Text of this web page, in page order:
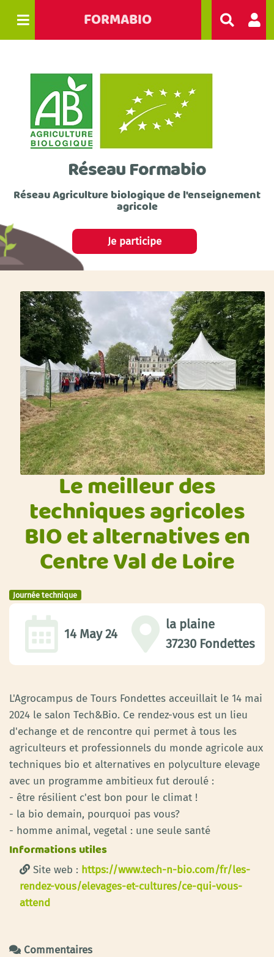
FORMABIO
Réseau Formabio
Réseau Agriculture biologique de l'enseignement
agricole
Je participe
Le meilleur des
techniques agricoles
BIO et alternatives en
Centre Val de Loire
Journée technique
14 May 24
la plaine
37230 Fondettes
L'Agrocampus de Tours Fondettes acceuillait le 14 mai
2024 le salon Tech&Bio. Ce rendez-vous est un lieu
d'echange et de rencontre qui permet à tous les
agriculteurs et professionnels du monde agricole aux
techniques bio et alternatives en polyculture elevage
avec un programme ambitieux fut deroulé :
- être résilient c'est bon pour le climat !
- la bio demain, pourquoi pas vous?
- homme animal, vegetal : une seule santé
Informations utiles
Site web : https://www.tech-n-bio.com/fr/les-
rendez-vous/elevages-et-cultures/ce-qui-vous-
attend
Commentaires